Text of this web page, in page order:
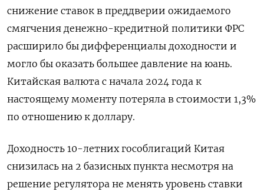
снижение ставок в преддверии ожидаемого
смягчения денежно-кредитной политики ФРС
расширило бы дифференциалы доходности и
могло бы оказать большее давление на юань.
Китайская валюта с начала 2024 года к
настоящему моменту потеряла в стоимости 1,3%
по отношению к доллару.
Доходность 10-летних гособлигаций Китая
снизилась на 2 базисных пункта несмотря на
решение регулятора не менять уровень ставки